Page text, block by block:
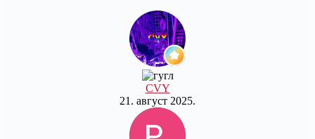
CVY
21. август 2025.